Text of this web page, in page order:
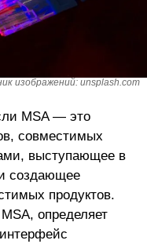
изображений: unsplash.com
MSA — это
совместимых
выступающее в
создающее
продуктов.
определяет